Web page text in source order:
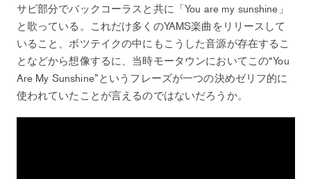
サビ部分でバックコーラスと共に「You are my sunshine」
と歌っている。これだけ多くのYAMS楽曲をリリースして
いること、ボツテイクの中にもこうした音源が存在するこ
となどから想像するに、当時モータウンにおいてこの“You
Are My Sunshine”というフレーズが一つの決めゼリフ的に
使われていたことが言えるのではないだろうか。